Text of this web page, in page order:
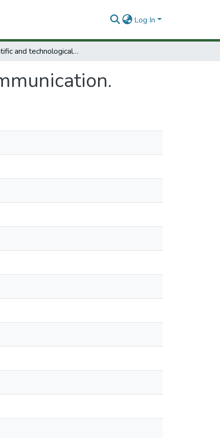
Log In
Scientific and technological communication.